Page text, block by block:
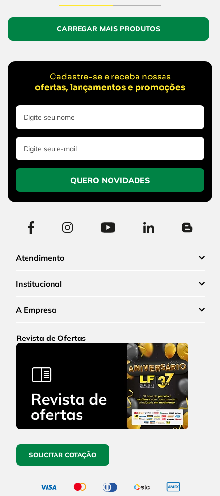
Cadastre-se e receba nossas
ofertas, lançamentos e promoções
QUERO NOVIDADES
Atendimento
Institucional
A Empresa
Revista de Ofertas
SOLICITAR COTAÇÃO